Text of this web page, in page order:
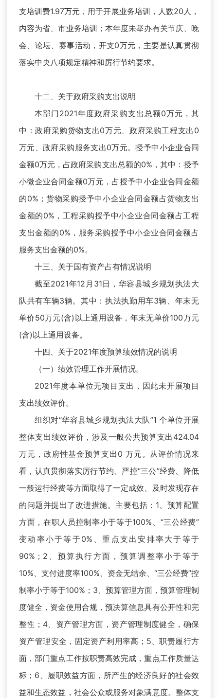
支培训费1.97万元，用于开展业务培训，人数20人，
内容为省、市业务培训；本年度未举办有关节庆、晚
会、论坛、赛事活动，开支0万元，主要是认真贯彻
落实中央八项规定精神和厉行节约要求。
十二、关于政府采购支出说明
本部门2021年度政府采购支出总额0万元，其
中：政府采购货物支出0万元、政府采购工程支出0
万元、政府采购服务支出0万元。授予中小企业合同
金额0万元，占政府采购支出总额的0%，其中：授予
小微企业合同金额0万元，占授予中小企业合同金额
的0%；货物采购授予中小企业合同金额占货物支出
金额的0%，工程采购授予中小企业合同金额占工程
支出金额的0%，服务采购授予中小企业合同金额占
服务支出金额的0%。
十三、关于国有资产占有情况说明
截至2021年12月31日，华容县城乡规划执法大
队共有车辆3辆。其中：执法执勤用车3辆、年末无
单价50万元(含)以上通用设备，年末无单价100万元
(含)以上通用设备。
十四、关于2021年度预算绩效情况的说明
（一）绩效管理工作开展情况。
2021年度本单位无项目支出，因此未开展项目
支出绩效评价。
组织对“华容县城乡规划执法大队”1 个单位开展
整体支出绩效评价，涉及一般公共预算支出424.04
万元，政府性基金预算支出0 万元。从评价情况来
看，认真贯彻落实厉行节约、严控“三公”经费、降低
一般运行经费等方面取得了一定成效、及时发现存在
的问题并提出了改进措施。主要包括：1、预算配置
方面，在职人员控制率小于等于100%、“三公经费”
变动率小于等于0%、重点支出安排率大于等于
90%；2、预算执行方面，预算调整率小于等于
10%、支付进度率100%、资金无结余、“三公经费”控
制率小于等于100%；3、预算管理方面，预算管理制
度健全，资金使用合规，预决算信息具有公开性和完
整性；4、资产管理方面，资产管理制度健全，确保
资产管理安全，固定资产利用率高；5、职责履行方
面，部门重点工作按职责高效完成，重点工作质量达
标；6、履职效益方面，所产生的经济良好的社会效
益和生态效益，社会公众或服务对象满意度。整体支